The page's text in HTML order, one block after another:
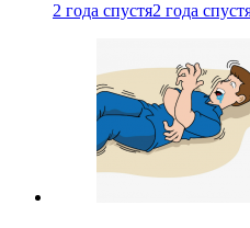
2 года спустя2 года